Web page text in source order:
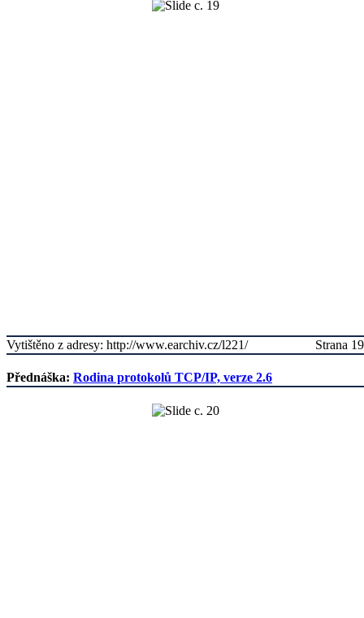
Strana 19
Vytištěno z adresy: http://www.earchiv.cz/l221/
Přednáška: Rodina protokolů TCP/IP, verze 2.6